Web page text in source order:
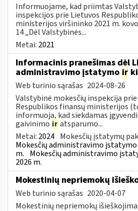
Informuojame, kad priimtas
inspekcijos prie Lietuvos
ministerijos viršininko 2021 m. kovo
14 „Dėl Valstybinės...
Metai: 2021
Informacinis pranešimas dėl
administravimo įstatymo ir
Web turinio sąrašas 2024-08-26
Valstybinė mokesčių inspekcija
Respublikos finansų ministerijos
informuoja, kad siekdamas
gaivinimo iratsparumo...
Metai: 2024 Mokesčių įstatymų
Mokesčių administravimo
m. Mokesčių administravimo
2026 m.
Mokestinių nepriemokų
Web turinio sąrašas 2020-04-07
Mokestinių nepriemokų